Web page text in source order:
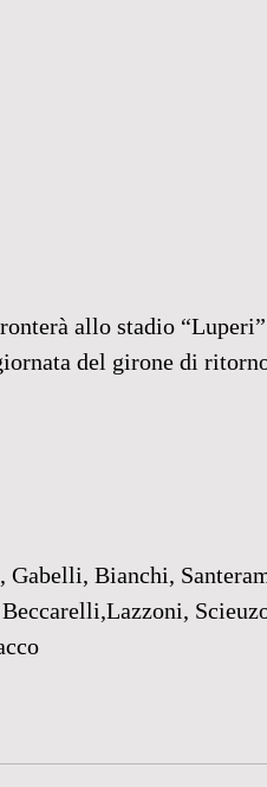
allo stadio
del girone di
Bianchi,